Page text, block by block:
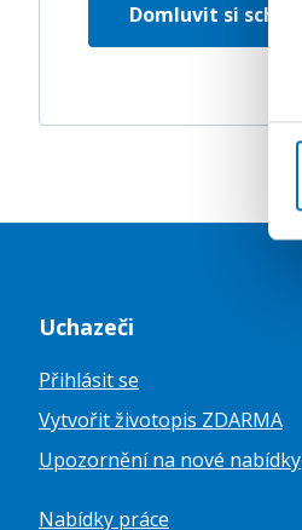
Domluvit si
Uchazeči
Přihlásit se
Vytvořit životopis ZDARMA
Upozornění na nové nabídky
Nabídky práce